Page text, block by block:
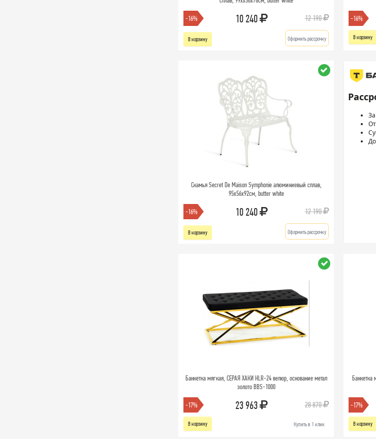
-16% 10 240 12 190
В корзину Оформить рассрочку
-16%
В корзину
Скамья Secret De Maison Symphonie алюминиевый сплав,
95х56х92см, butter white
-16% 10 240 12 190
В корзину Оформить рассрочку
Банкетка мягкая, СЕРАЯ ХАКИ HLR-24 велюр, основание метал
золото BBS-1000
-17% 23 963 28 870
В корзину Купить в 1 клик
Банкетка
-17%
В корзину